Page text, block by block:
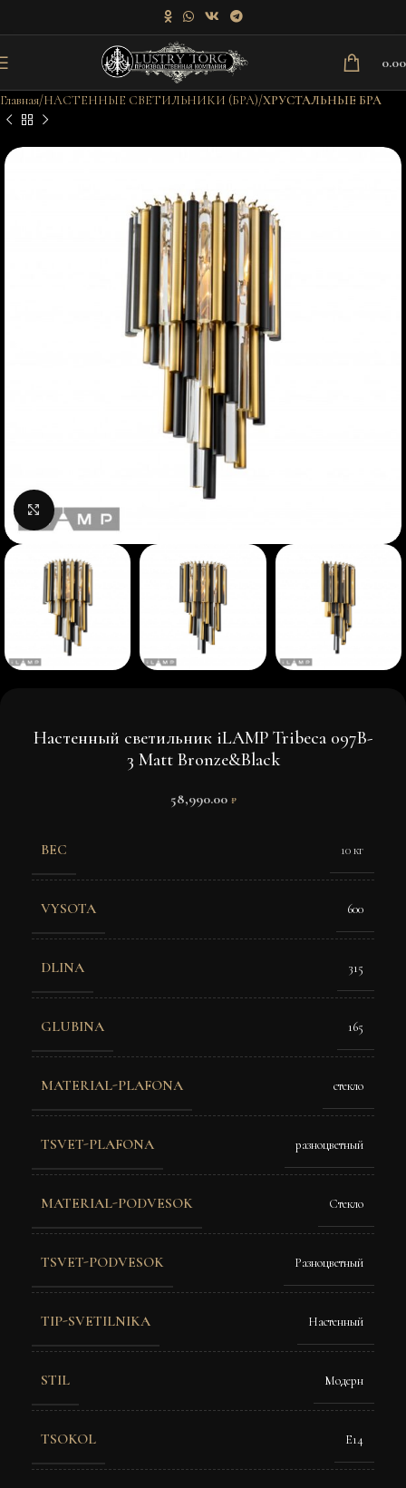
Главная НАСТЕННЫЕ СВЕТИЛЬНИКИ (БРА) ХРУСТАЛЬНЫЕ БРА
Нажмите, чтобы увеличить изображение
Настенный светильник iLAMP Tribeca 097B-
3 Matt Bronze&Black
58,990.00 ₽
ВЕС 10 кг
VYSOTA 600
DLINA 315
GLUBINA 165
MATERIAL-PLAFONA стекло
TSVET-PLAFONA разноцветный
MATERIAL-PODVESOK Стекло
TSVET-PODVESOK Разноцветный
TIP-SVETILNIKA Настенный
STIL Модерн
TSOKOL Е14